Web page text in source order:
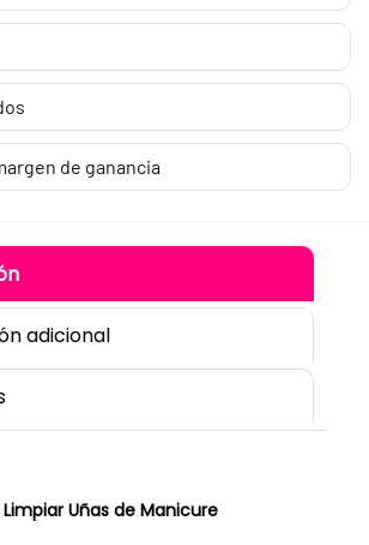
de ganancia
adicional
Uñas de Manicure